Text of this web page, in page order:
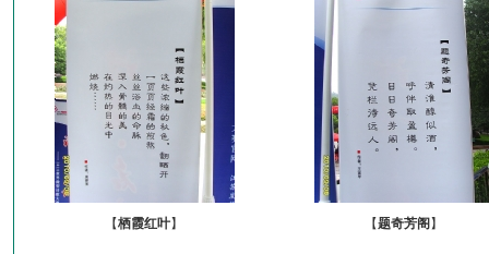
【栖霞红叶】 【题奇芳阁 】